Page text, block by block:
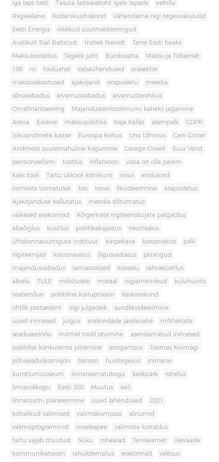
iga laps loeb Tasuta lasteaiakoht igale lapsele eelnõu
Riigieelarve Kodanikuühiskond Vähendame riigi tegevuskulusid
Eesti Energia riiklikud suurinvesteeringud
Avalikult Rail Balticust Indrek Neivelt Terve Eesti heaks
Maksukorraldus Tegelik juht Bürokraatia Maksu-ja Tolliamet
198 nr toiduahel vabaühendused erasektor
maksuvabastused ajakirjanik erapooletu meedia
sõnavabadus arvamusvabadus arvamusterohkus
Omafinantseering Majandusterritoorimumi kaheks jagamine
Arena Eelarve maksupoliitika Kaja Kallas alampalk GDPR
Isikuandmete kaitse Euroopa Kohus Uno Lõhmus Carri Ginter
Andmete suuremahuline kogumine George Orwell Suur Vend
pensionireform tootlus inflatsioon vaba on olla parem
kaks tooli Tartu ülikooli kliinikum viirus eriolukord
inimeste toimetulek töö tervis likvideerimine erapooletus
Ajakirjanduse kallutatus meedia sõltumatus
väikesed erakonnad Kõrgemate riigiteenistujate palgatõus
ebaõiglus küsitlus poliitikakajastus neutraalus
Ühiskonnauuringute Instituut kärpekava koroonakriis palk
riigiteenijad koroonaviirus õigusvastasus piirangud
majandusvabadus samasoolised kooselu rahvaküsitlus
abielu TULE mõistusele moraal riigiametnikud kuluhüvitis
teabenõue poliitiline korruptsioon Keskerakond
ohtlik pretsedent riigi julgeolek sundlikvideerimine
uued inimesed julgus erakondade järelevalve mõttekoda
seaduseelnõu mitmel toolil istumine asendamatud inimesed
poliitilise konkurentsi piiramine arrogantsus Toomas Kivimägi
põhiseaduskomisjon betoon huvitegevus inimene
kunstiumuuseum linnaraamatukogu keskpark rohelus
linnavolikogu Eesti 200 Muutus 445
linnaruumi planeerimine uued lahendused 2021
kohalikud valimised valimiskompass sõnumid
valimisprogrammid meelespea valimiste korraldus
tartu vajab muutust Süku rohealad Terviseamet ülevaade
kommunikatsioon rahulolematus erakonnad valitsus